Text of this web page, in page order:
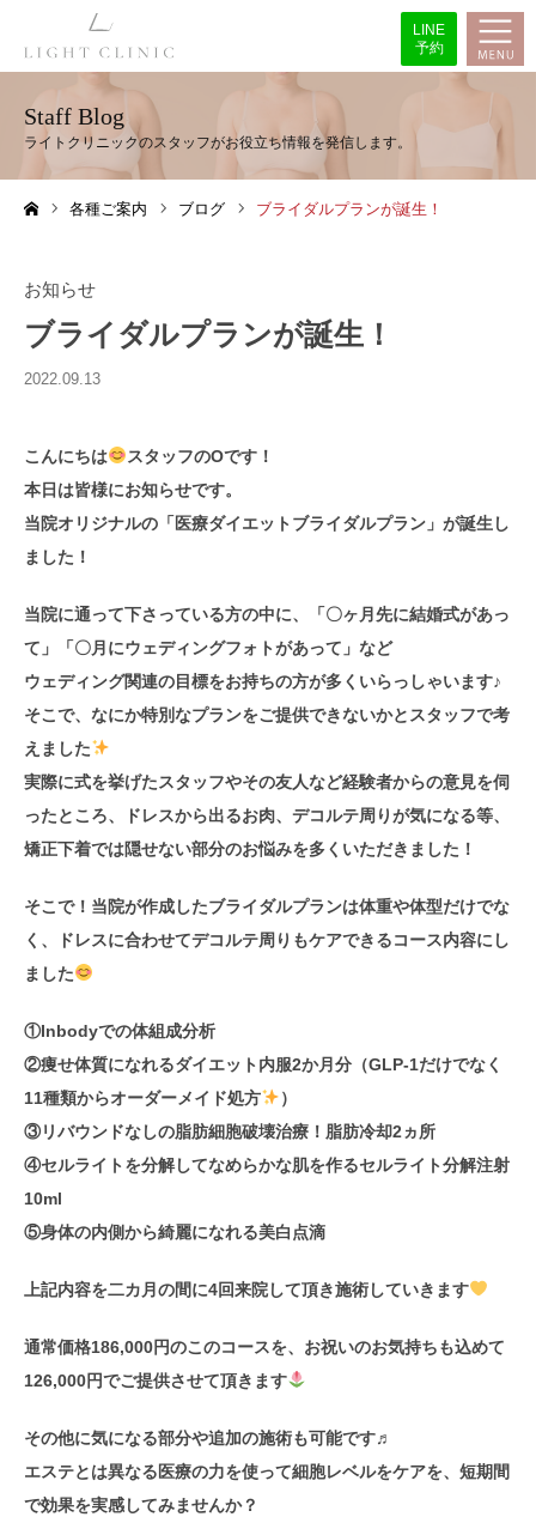
LINE
予約
Staff Blog
各種ご案内 ブログ ブライダルプランが誕生！
お知らせ
ブライダルプランが誕生！
2022.09.13
こんにちは
スタッフのOです！
本日は皆様にお知らせです。
当院オリジナルの「医療ダイエットブライダルプラン」が誕生し
ました！
当院に通って下さっている方の中に、「〇ヶ月先に結婚式があっ
て」「〇月にウェディングフォトがあって」など
ウェディング関連の目標をお持ちの方が多くいらっしゃいます♪
そこで、なにか特別なプランをご提供できないかとスタッフで考
えました
実際に式を挙げたスタッフやその友人など経験者からの意見を伺
ったところ、ドレスから出るお肉、デコルテ周りが気になる等、
矯正下着では隠せない部分のお悩みを多くいただきました！
そこで！当院が作成したブライダルプランは体重や体型だけでな
く、ドレスに合わせてデコルテ周りもケアできるコース内容にし
ました
①Inbodyでの体組成分析
②痩せ体質になれるダイエット内服2か月分（GLP-1だけでなく
11種類からオーダーメイド処方
）
③リバウンドなしの脂肪細胞破壊治療！脂肪冷却2ヵ所
④セルライトを分解してなめらかな肌を作るセルライト分解注射
10ml
⑤身体の内側から綺麗になれる美白点滴
上記内容を二カ月の間に4回来院して頂き施術していきます
通常価格186,000円のこのコースを、お祝いのお気持ちも込めて
126,000円でご提供させて頂きます
その他に気になる部分や追加の施術も可能です♬
エステとは異なる医療の力を使って細胞レベルをケアを、短期間
で効果を実感してみませんか？